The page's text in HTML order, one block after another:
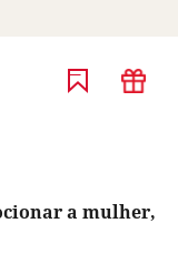
a mulher,